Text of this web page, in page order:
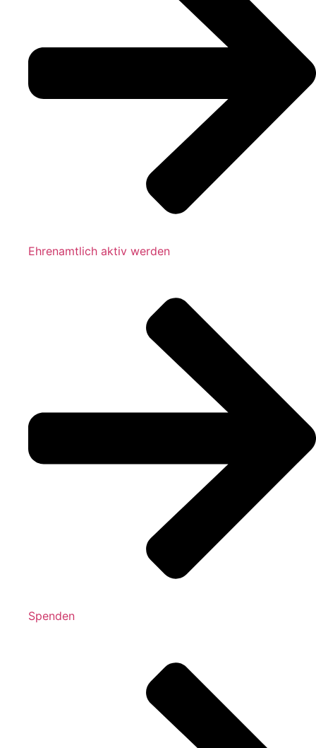
Ehrenamtlich aktiv werden
Spenden